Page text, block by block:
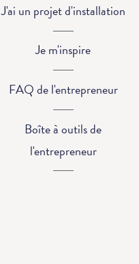
J'ai un projet d'installation
Je m'inspire
FAQ de l'entrepreneur
Boîte à outils de
l'entrepreneur